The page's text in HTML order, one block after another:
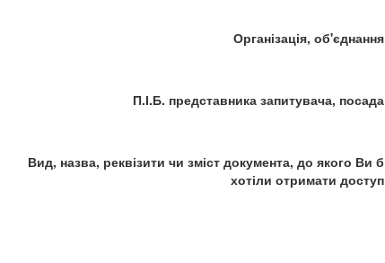
Організація, об'єднання
П.І.Б. представника запитувача, посада
Вид, назва, реквізити чи зміст документа, до якого Ви б
хотіли отримати доступ